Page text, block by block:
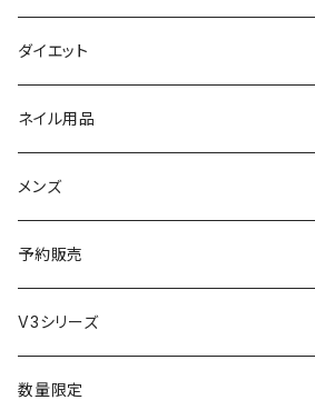
セット販売
リュミエリーナ
エレクトロン
ラディアント
コテ／アイロン
美顔器／スチーマー
シャワーヘッド
ギフトセット
保湿（オイル・ミルク）
生理・ニオイ・ムレ ケア
インナーケア（乳酸菌・腸内環境サポート・
リラックスアイテム
ダイエット
サプリ
ドリンク
プロテイン
セット
グッズ
ネイル用品
メンズ
予約販売
V3シリーズ
数量限定